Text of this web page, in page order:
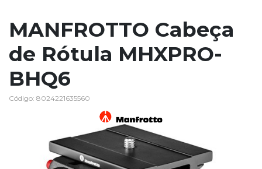
MANFROTTO Cabeça
de Rótula MHXPRO-
BHQ6
Código: 8024221635560